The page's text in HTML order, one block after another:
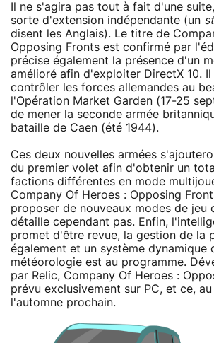
Il ne s'agira pas tout à fait d'une
sorte d'extension indépendante (un
disent les Anglais). Le titre de
Opposing Fronts est confirmé par
précise également la présence d'un
amélioré afin d'exploiter DirectX 10.
contrôler les forces allemandes au
l'Opération Market Garden (17-25
de mener la seconde armée
bataille de Caen (été 1944).
Ces deux nouvelles armées
du premier volet afin d'obtenir un
factions différentes en mode
Company Of Heroes : Opposing
proposer de nouveaux modes de jeu
détaille cependant pas. Enfin,
promet d'être revue, la gestion de la
également et un système dynamique
météorologie est au programme.
par Relic, Company Of Heroes :
prévu exclusivement sur PC, et ce,
l'automne prochain.